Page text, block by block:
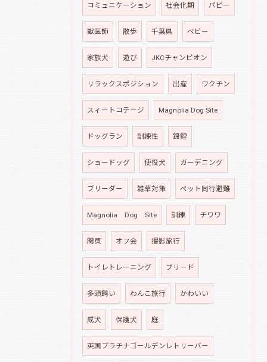
コミュニケーション 社会化期 パピー
獣医師 散歩 千葉県 ベビー
家族犬 遊び JKCチャンピオン
リラックスポジション 出産 ワクチン
スィートコテージ Magnolia Dog Site
ドッグラン 訓練性 錦鯉
ショードッグ 使役犬 ガーデニング
ブリーダー 雑草対策 ペット同行避難
Magnolia Dog Site 訓練 チワワ
関東 オフ会 撮影旅行
トイレトレーニング ブリード
多頭飼い わんこ旅行 かわいい
成犬 保護犬 庭
英国プラチナゴールデンレトリーバー